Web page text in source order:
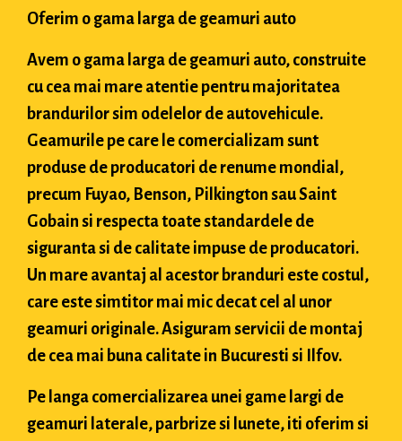
Oferim o gama larga de geamuri auto
Avem o gama larga de geamuri auto, construite
cu cea mai mare atentie pentru majoritatea
brandurilor sim odelelor de autovehicule.
Geamurile pe care le comercializam sunt
produse de producatori de renume mondial,
precum Fuyao, Benson, Pilkington sau Saint
Gobain si respecta toate standardele de
siguranta si de calitate impuse de producatori.
Un mare avantaj al acestor branduri este costul,
care este simtitor mai mic decat cel al unor
geamuri originale. Asiguram servicii de montaj
de cea mai buna calitate in Bucuresti si Ilfov.
Pe langa comercializarea unei game largi de
geamuri laterale, parbrize si lunete, iti oferim si